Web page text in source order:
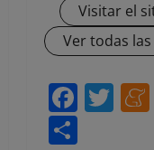
Visitar el
Ver todas